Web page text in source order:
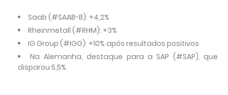
Saab (#SAAB-B): +4,2%
Rheinmetall (#RHM): +3%
IG Group (#IGG): +10% após resultados positivos
Na Alemanha, destaque para a SAP (#SAP), que
disparou 5,5%.